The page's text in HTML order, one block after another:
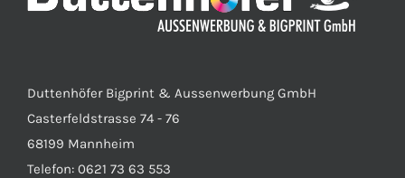
Duttenhöfer Bigprint & Aussenwerbung GmbH
Casterfeldstrasse 74 - 76
68199 Mannheim
Telefon: 0621 73 63 553